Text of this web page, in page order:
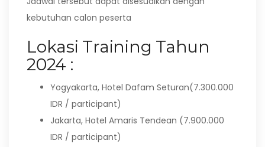
kebutuhan calon peserta
Lokasi Training Tahun
2024 :
Yogyakarta, Hotel Dafam Seturan(7.300.000
IDR / participant)
Jakarta, Hotel Amaris Tendean (7.900.000
IDR / participant)